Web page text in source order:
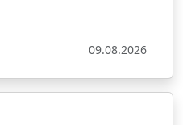
09.08.2026